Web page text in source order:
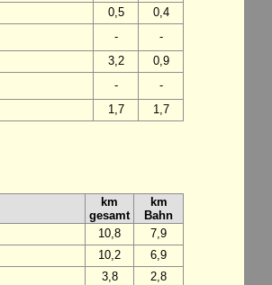
0,5
0,4
-
-
3,2
0,9
-
-
1,7 1,7
km
gesamt
km
Bahn
10,8
7,9
10,2
6,9
3,8
2,8